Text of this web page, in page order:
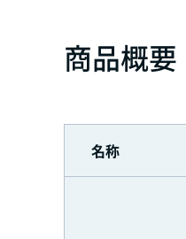
商品概要
名称